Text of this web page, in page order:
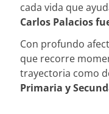
cada vida que
Carlos Palacios
Con profundo
que recorre
trayectoria como
Primaria y